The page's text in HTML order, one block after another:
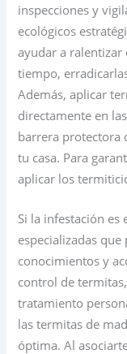
inspecciones y
ecológicos
ayudar a ralentizar
tiempo,
Además, aplicar
directamente en
barrera protectora
tu casa. Para
aplicar los
Si la infestación es
especializadas
conocimientos y
control de
tratamiento
las termitas de
óptima. Al